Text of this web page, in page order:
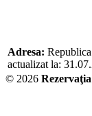
Adresa:
actualizat la:
© 2026